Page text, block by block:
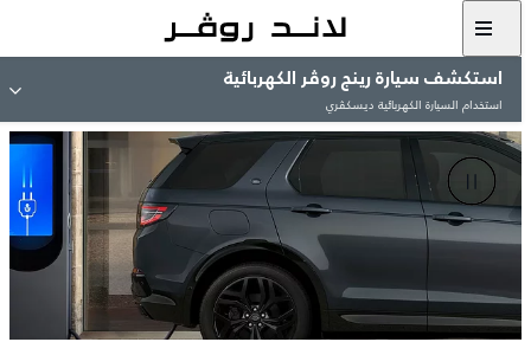
استكشف سيارة رينج روڤر الكهربائية
استخدام السيارة الكهربائية ديسكڤري